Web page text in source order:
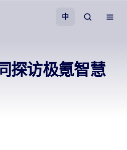
中
探访极氪智慧